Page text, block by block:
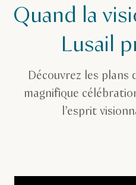
Quand la
Lusail
Découvrez les plans
magnifique
l’esprit